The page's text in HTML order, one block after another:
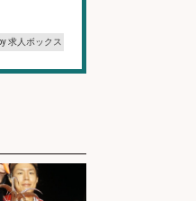
求人ボックス
求人ボックス